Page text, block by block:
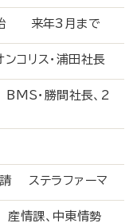
始 来年3月まで
リス・浦田社長
・勝間社長、2
請 ステラファーマ
情課、中東情勢